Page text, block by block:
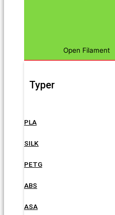
Open Filament
Typer
PLA
SILK
PETG
ABS
ASA